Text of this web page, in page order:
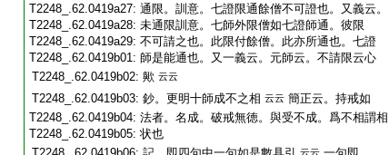
T2248_.62.0419a27: 通限。訓意。七證限通餘僧不可證也。又義云。
T2248_.62.0419a28: 未通限訓意。七師外限僧如七證師通。彼限
T2248_.62.0419a29: 不可請之也。此限付餘僧。此亦所通也。七證
T2248_.62.0419b01: 師是能通也。又一義云。元師云。不請限云心
T2248_.62.0419b02: 歟 云云
T2248_.62.0419b03: 鈔。更明十師成不之相 云云 簡正云。持戒如
T2248_.62.0419b04: 法者。名成。破戒無徳。與受不成。爲不相謂相
T2248_.62.0419b05: 状也
云云